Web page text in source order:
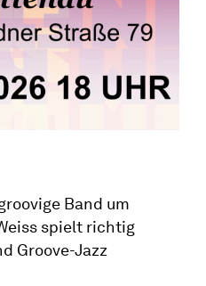
Band um
spielt richtig
Groove-Jazz